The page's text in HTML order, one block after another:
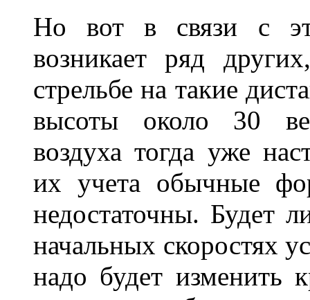
Но вот в связи с
возникает ряд
стрельбе на такие
высоты около 30
воздуха тогда уже
их учета обычные
недостаточны. Будет
начальных скоростях
надо будет изменить